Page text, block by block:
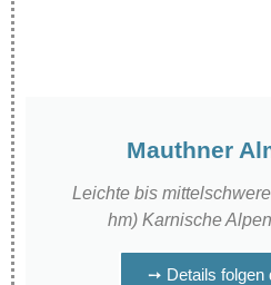
Mauthner
Leichte bis
hm) Karnische
➙ Details folgen